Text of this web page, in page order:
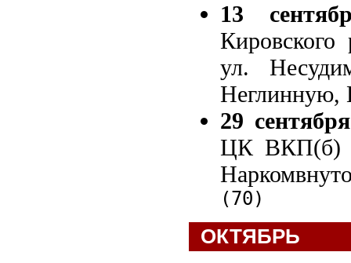
13
ул.
Неглинную,
29
ЦК ВКП(б) о
(70)
ОКТЯБРЬ